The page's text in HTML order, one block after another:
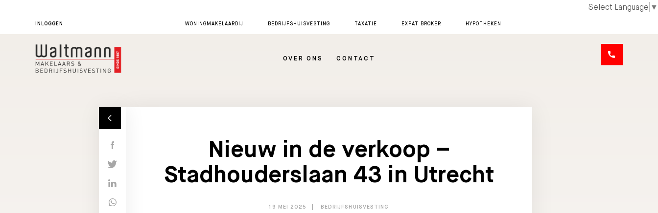
Select Language ▼
INLOGGEN WONINGMAKELAARDIJ BEDRIJFSHUISVESTING TAXATIE EXPAT BROKER HYPOTHEKEN
OVER ONS CONTACT
Nieuw in de verkoop –
Stadhouderslaan 43 in Utrecht
19 MEI 2025 BEDRIJFSHUISVESTING